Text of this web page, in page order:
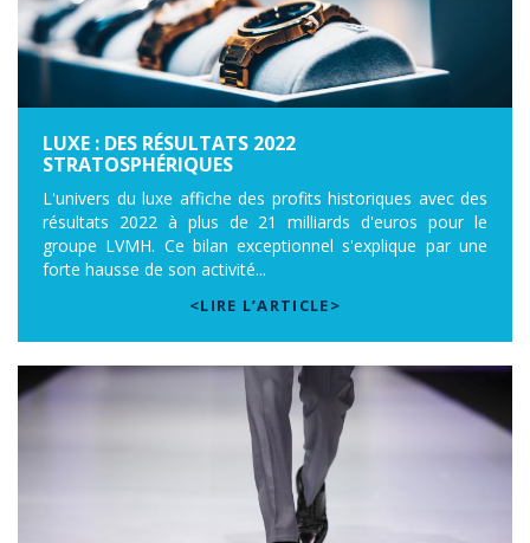
LUXE : DES RÉSULTATS 2022
STRATOSPHÉRIQUES
L'univers du luxe affiche des profits historiques avec des
résultats 2022 à plus de 21 milliards d'euros pour le
groupe LVMH. Ce bilan exceptionnel s'explique par une
forte hausse de son activité...
<LIRE L’ARTICLE>